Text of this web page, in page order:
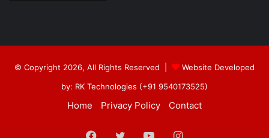
© Copyright 2026, All Rights Reserved |
Website Developed
by: RK Technologies (+91 9540173525)
Home Privacy Policy Contact
Facebook
TwitterYouTubeInstagram